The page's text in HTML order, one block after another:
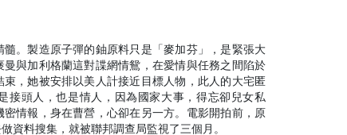
。製造原子彈的鈾原料只是「麥加芬」，是緊張大
與加利格蘭這對諜網情鴛，在愛情與任務之間陷於
，她被安排以美人計接近目標人物，此人的大宅匿
接頭人，也是情人，因為國家大事，得忘卻兒女私
情報，身在曹營，心卻在另一方。電影開拍前，原
資料搜集，就被聯邦調查局監視了三個月。